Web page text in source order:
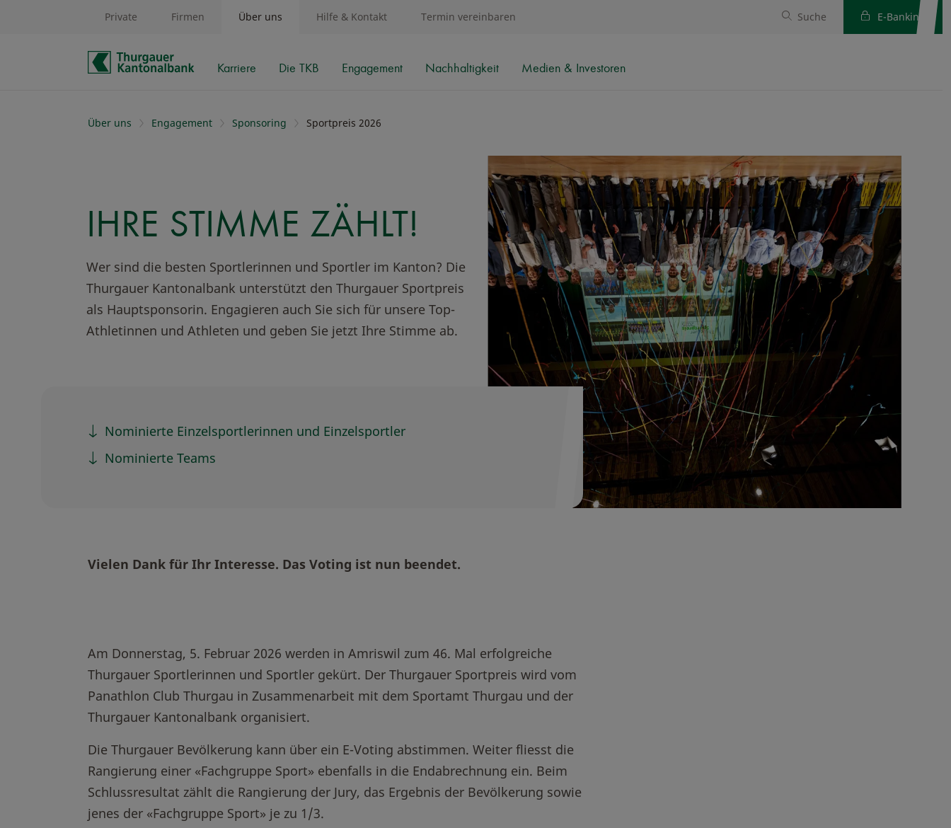
Schnelle Navigation
Private Firmen Über uns
Karriere Die TKB Engagement Nachhaltigkeit Medien & Investoren
Hilfe & Kontakt Termin vereinbaren Suche E-Banking
Über uns Engagement Sponsoring Sportpreis 2026
IHRE STIMME ZÄHLT!
Wer sind die besten Sportlerinnen und Sportler im Kanton? Die
Thurgauer Kantonalbank unterstützt den Thurgauer Sportpreis
als Hauptsponsorin. Engagieren auch Sie sich für unsere Top-
Athletinnen und Athleten und geben Sie jetzt Ihre Stimme ab.
Nominierte Einzelsportlerinnen und Einzelsportler
Nominierte Teams
Vielen Dank für Ihr Interesse. Das Voting ist nun beendet.
Am Donnerstag, 5. Februar 2026 werden in Amriswil zum 46. Mal erfolgreiche
Thurgauer Sportlerinnen und Sportler gekürt. Der Thurgauer Sportpreis wird vom
Panathlon Club Thurgau in Zusammenarbeit mit dem Sportamt Thurgau und der
Thurgauer Kantonalbank organisiert.
Die Thurgauer Bevölkerung kann über ein E-Voting abstimmen. Weiter fliesst die
Rangierung einer «Fachgruppe Sport» ebenfalls in die Endabrechnung ein. Beim
Schlussresultat zählt die Rangierung der Jury, das Ergebnis der Bevölkerung sowie
jenes der «Fachgruppe Sport» je zu 1/3.